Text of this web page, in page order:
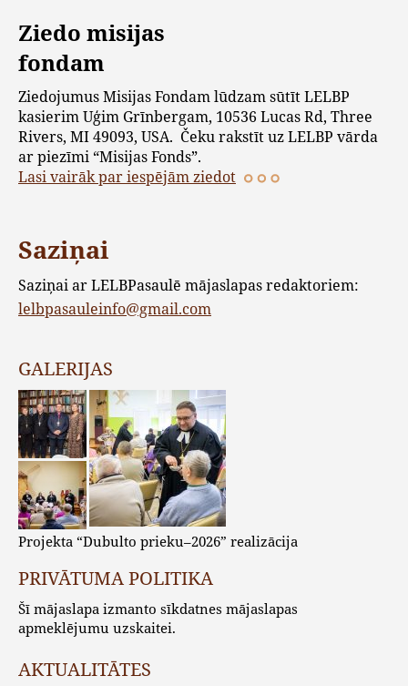
Ziedo misijas
fondam
Ziedojumus Misijas Fondam lūdzam sūtīt LELBP
kasierim Uģim Grīnbergam, 10536 Lucas Rd, Three
Rivers, MI 49093, USA. Čeku rakstīt uz LELBP vārda
ar piezīmi “Misijas Fonds”.
Lasi vairāk par iespējām ziedot
Saziņai
Saziņai ar LELBPasaulē mājaslapas redaktoriem:
lelbpasauleinfo@gmail.com
GALERIJAS
Projekta “Dubulto prieku–2026” realizācija
PRIVĀTUMA POLITIKA
Šī mājaslapa izmanto sīkdatnes mājaslapas
apmeklējumu uzskaitei.
AKTUALITĀTES